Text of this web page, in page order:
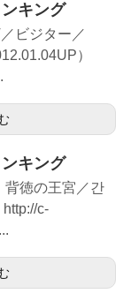
キング
ビジター／
）
キング
背徳の王宮／간
c-